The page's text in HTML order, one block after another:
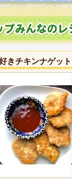
きチキンナゲット